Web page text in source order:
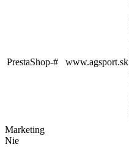
PrestaShop-# www.agsport.sk
Marketing
Nie